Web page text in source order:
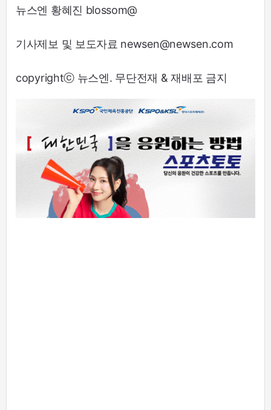
뉴스엔 황혜진 blossom@
기사제보 및 보도자료 newsen@newsen.com
copyrightⓒ 뉴스엔. 무단전재 & 재배포 금지